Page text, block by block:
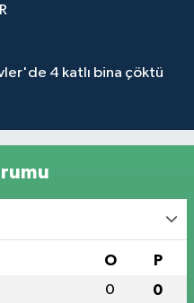
4 katlı bina çöktü
O P
0 0